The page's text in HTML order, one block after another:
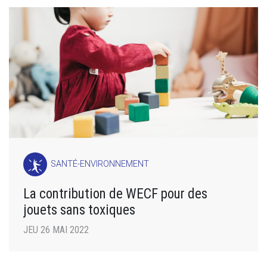
SANTÉ-ENVIRONNEMENT
La contribution de WECF pour des
jouets sans toxiques
JEU 26 MAI 2022